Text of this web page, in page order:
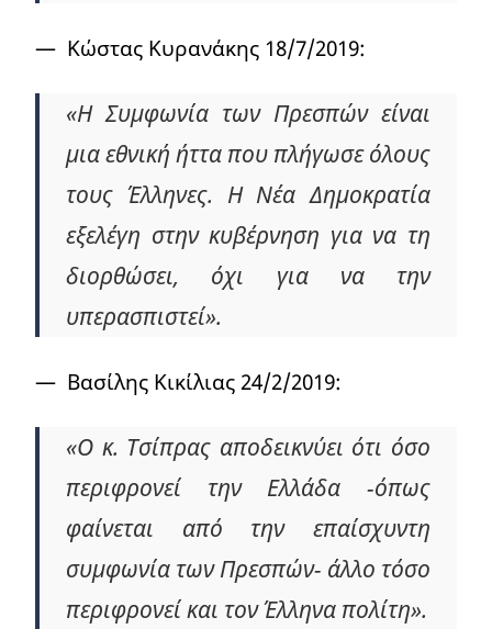
— Κώστας Κυρανάκης 18/7/2019:
«Η Συμφωνία των Πρεσπών είναι
μια εθνική ήττα που πλήγωσε όλους
τους Έλληνες. Η Νέα Δημοκρατία
εξελέγη στην κυβέρνηση για να τη
διορθώσει, όχι για να την
υπερασπιστεί».
— Βασίλης Κικίλιας 24/2/2019:
«Ο κ. Τσίπρας αποδεικνύει ότι όσο
περιφρονεί την Ελλάδα -όπως
φαίνεται από την επαίσχυντη
συμφωνία των Πρεσπών- άλλο τόσο
περιφρονεί και τον Έλληνα πολίτη».